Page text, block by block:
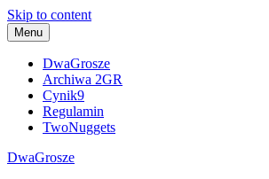
Skip to content
Menu
DwaGrosze
Archiwa 2GR
Cynik9
Regulamin
TwoNuggets
DwaGrosze